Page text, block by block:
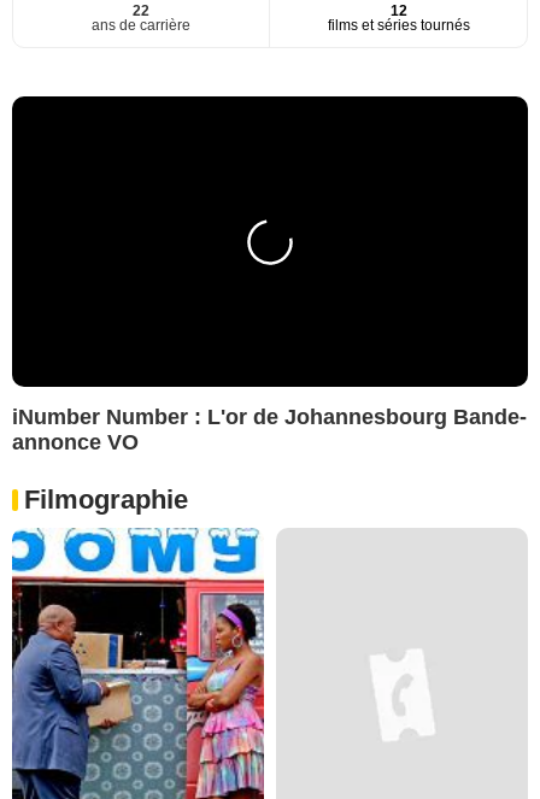
22
ans de carrière
12
films et séries tournés
iNumber Number : L'or de Johannesbourg Bande-
annonce VO
Filmographie